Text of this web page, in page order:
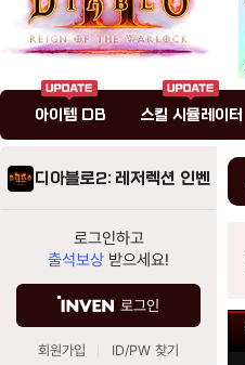
아이템 DB 스킬 시뮬레이터
디아블로2: 레저렉션 인벤
로그인하고
출석보상 받으세요!
로그인
회원가입 ID/PW 찾기